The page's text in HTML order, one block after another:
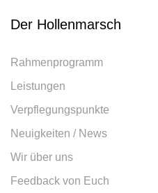
Der Hollenmarsch
Rahmenprogramm
Leistungen
Verpflegungspunkte
Neuigkeiten / News
Wir über uns
Feedback von Euch